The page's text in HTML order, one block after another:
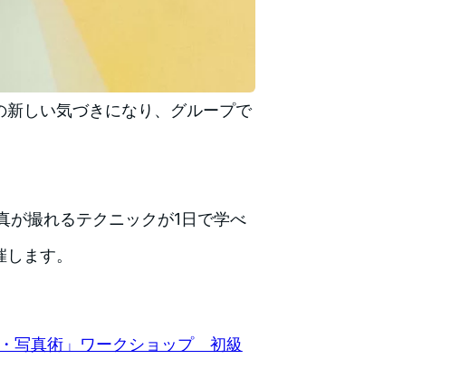
しい気づきになり、グループで
が撮れるテクニックが1日で学べ
ます。
写真術」ワークショップ 初級